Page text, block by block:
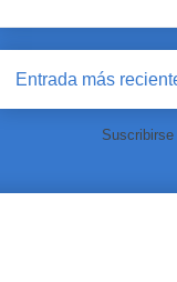
Entrada más